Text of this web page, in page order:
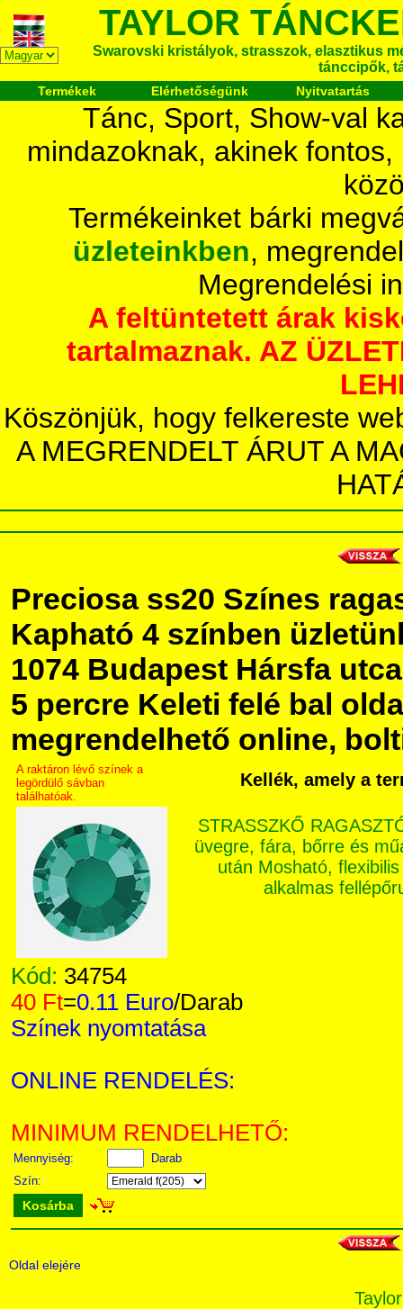
TAYLOR
Swarovski kristályok, strasszok, elasztikus
tánccipők,
Termékek Elérhetőségünk Nyitvatartás
Tánc, Sport, Show-val
mindazoknak, akinek
Termékeinket bárki
üzleteinkben,
Megrendelési
A feltüntetett árak
tartalmaznak. AZ
Köszönjük, hogy felkereste
A MEGRENDELT ÁRUT A
Preciosa ss20 Színes
Kapható 4 színben
1074 Budapest Hársfa
5 percre Keleti felé bal
megrendelhető online,
A raktáron lévő színek a
legördülő sávban
találhatóak.
Kellék, amely a
STRASSZKŐ
üvegre, fára, bőrre és
után Mosható,
alkalmas
Kód: 34754
40 Ft=0.11 Euro/Darab
Színek nyomtatása
ONLINE RENDELÉS:
MINIMUM RENDELHETŐ:
Mennyiség:
Darab
Szín:
Kosárba
Oldal elejére